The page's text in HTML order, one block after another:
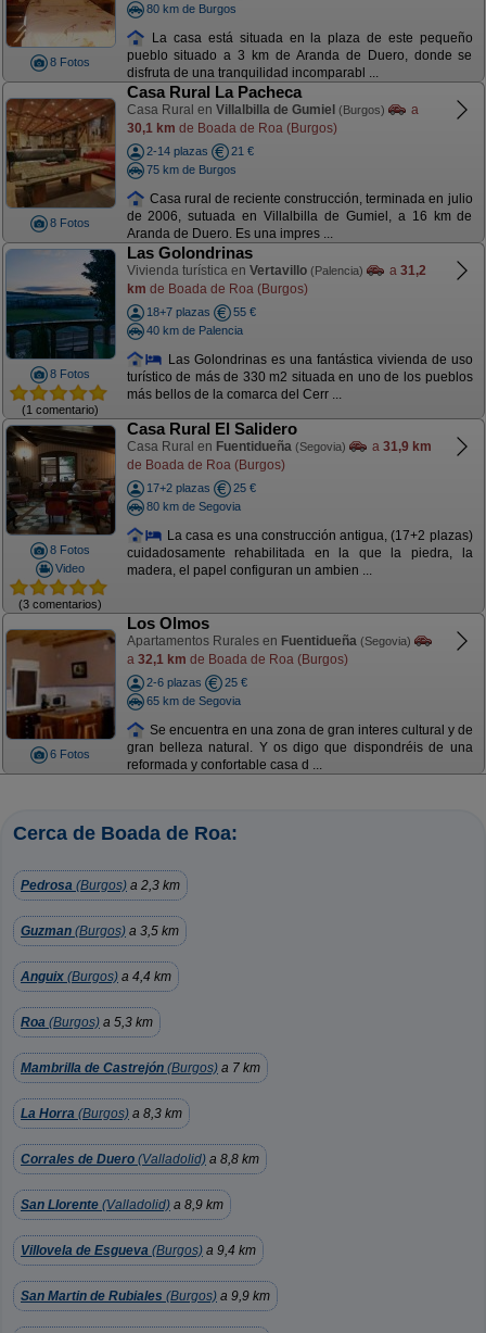
8 Fotos
80 km de Burgos
La casa está situada en la plaza de este pequeño
pueblo situado a 3 km de Aranda de Duero, donde se
disfruta de una tranquilidad incomparabl ...
8 Fotos
Casa Rural La Pacheca
Casa Rural en Villalbilla de Gumiel (Burgos)
a
30,1 km de Boada de Roa (Burgos)
2-14 plazas
21 €
75 km de Burgos
Casa rural de reciente construcción, terminada en julio
de 2006, sutuada en Villalbilla de Gumiel, a 16 km de
Aranda de Duero. Es una impres ...
8 Fotos
(1 comentario)
Las Golondrinas
Vivienda turística en Vertavillo (Palencia) a 31,2
km de Boada de Roa (Burgos)
18+7 plazas
55 €
40 km de Palencia
Las Golondrinas es una fantástica vivienda de uso
turístico de más de 330 m2 situada en uno de los pueblos
más bellos de la comarca del Cerr ...
8 Fotos
Video
(3 comentarios)
Casa Rural El Salidero
Casa Rural en Fuentidueña (Segovia) a 31,9 km
de Boada de Roa (Burgos)
17+2 plazas
25 €
80 km de Segovia
La casa es una construcción antigua, (17+2 plazas)
cuidadosamente rehabilitada en la que la piedra, la
madera, el papel configuran un ambien ...
6 Fotos
Los Olmos
Apartamentos Rurales en Fuentidueña (Segovia)
a 32,1 km de Boada de Roa (Burgos)
2-6 plazas
25 €
65 km de Segovia
Se encuentra en una zona de gran interes cultural y de
gran belleza natural. Y os digo que dispondréis de una
reformada y confortable casa d ...
Cerca de Boada de Roa:
Pedrosa (Burgos) a 2,3 km
Guzman (Burgos) a 3,5 km
Anguix (Burgos) a 4,4 km
Roa (Burgos) a 5,3 km
Mambrilla de Castrejón (Burgos) a 7 km
La Horra (Burgos) a 8,3 km
Corrales de Duero (Valladolid) a 8,8 km
San Llorente (Valladolid) a 8,9 km
Villovela de Esgueva (Burgos) a 9,4 km
San Martin de Rubiales (Burgos) a 9,9 km